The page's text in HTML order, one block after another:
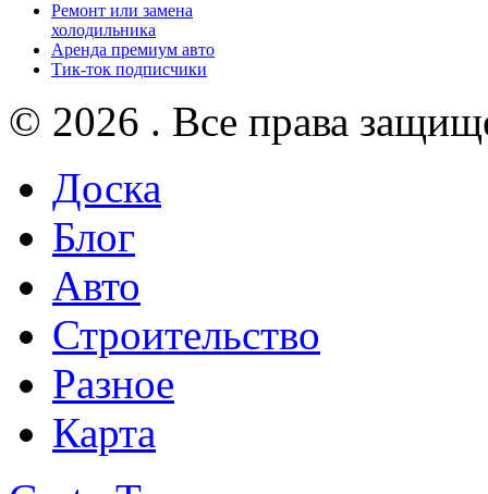
Ремонт или замена
холодильника
Аренда премиум авто
Тик-ток подписчики
© 2026 . Все права
Доска
Блог
Авто
Строительство
Разное
Карта